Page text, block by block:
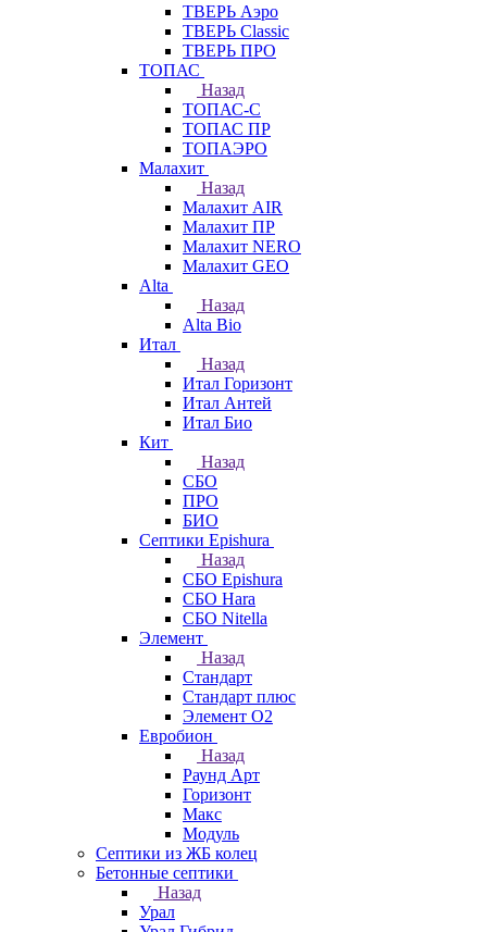
ТВЕРЬ Аэро
ТВЕРЬ Classic
ТВЕРЬ ПРО
ТОПАС
Назад
ТОПАС-С
ТОПАС ПР
ТОПАЭРО
Малахит
Назад
Малахит AIR
Малахит ПР
Малахит NERO
Малахит GEO
Alta
Назад
Alta Bio
Итал
Назад
Итал Горизонт
Итал Антей
Итал Био
Кит
Назад
СБО
ПРО
БИО
Септики Epishura
Назад
СБО Epishura
СБО Hara
СБО Nitella
Элемент
Назад
Стандарт
Стандарт плюс
Элемент О2
Евробион
Назад
Раунд Арт
Горизонт
Макс
Модуль
Септики из ЖБ колец
Бетонные септики
Назад
Урал